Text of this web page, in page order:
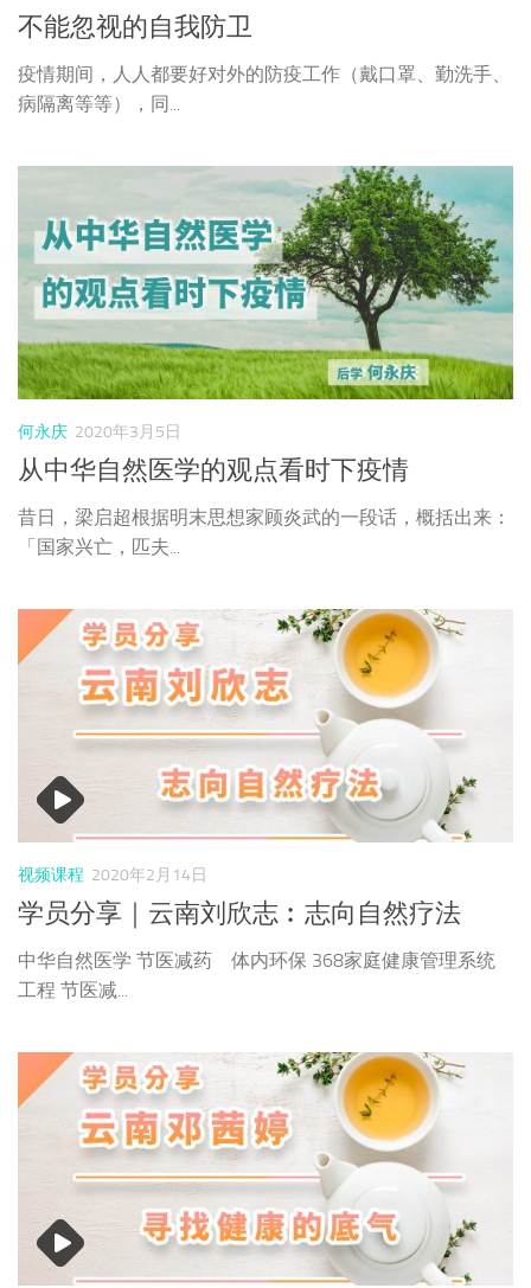
不能忽视的自我防卫
疫情期间，人人都要好对外的防疫工作（戴口罩、勤洗手、
病隔离等等），同...
何永庆 2020年3月5日
从中华自然医学的观点看时下疫情
昔日，梁启超根据明末思想家顾炎武的一段话，概括出来：
「国家兴亡，匹夫...
视频课程 2020年2月14日
学员分享｜云南刘欣志︰志向自然疗法
中华自然医学 节医减药 体内环保 368家庭健康管理系统
工程 节医减...